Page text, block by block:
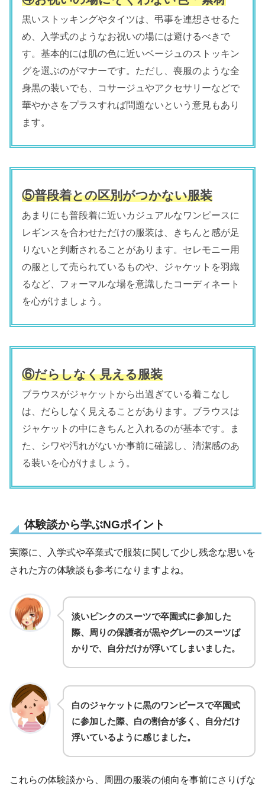
黒いストッキングやタイツは、弔事を連想させるた
め、入学式のようなお祝いの場には避けるべきで
す。基本的には肌の色に近いベージュのストッキン
グを選ぶのがマナーです。ただし、喪服のような全
身黒の装いでも、コサージュやアクセサリーなどで
華やかさをプラスすれば問題ないという意見もあり
ます。
⑤普段着との区別がつかない服装
あまりにも普段着に近いカジュアルなワンピースに
レギンスを合わせただけの服装は、きちんと感が足
りないと判断されることがあります。セレモニー用
の服として売られているものや、ジャケットを羽織
るなど、フォーマルな場を意識したコーディネート
を心がけましょう。
⑥だらしなく見える服装
ブラウスがジャケットから出過ぎている着こなし
は、だらしなく見えることがあります。ブラウスは
ジャケットの中にきちんと入れるのが基本です。ま
た、シワや汚れがないか事前に確認し、清潔感のあ
る装いを心がけましょう。
体験談から学ぶNGポイント
実際に、入学式や卒業式で服装に関して少し残念な思いを
された方の体験談も参考になりますよね。
淡いピンクのスーツで卒園式に参加した
際、周りの保護者が黒やグレーのスーツば
かりで、自分だけが浮いてしまいました。
白のジャケットに黒のワンピースで卒園式
に参加した際、白の割合が多く、自分だけ
浮いているように感じました。
これらの体験談から、周囲の服装の傾向を事前にさりげな